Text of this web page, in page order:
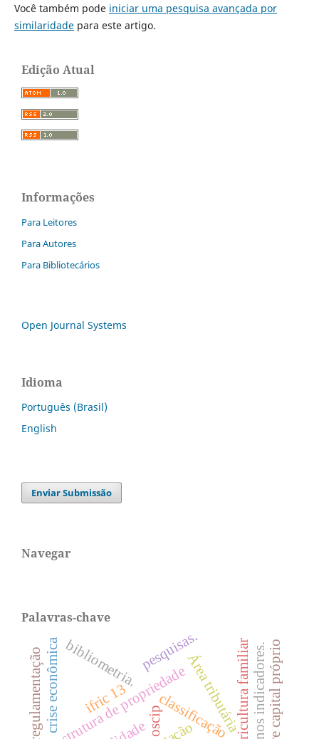
Você também pode iniciar uma pesquisa avançada por
similaridadepara este artigo.
Edição Atual
Informações
Para Leitores
Para Autores
Para Bibliotecários
Open Journal Systems
Idioma
Português (Brasil)
English
Enviar Submissão
Navegar
Palavras-chave
classificação
Área tributária
estrutura de propriedade agricultura familiar
bibliometria.
crise econômica
regulamentação pesquisas.
oscip
ifric 13